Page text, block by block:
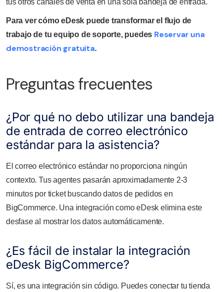
Para ver cómo eDesk puede transformar el flujo de
trabajo de tu equipo de soporte, puedes Reservar una
demostración gratuita.
Preguntas frecuentes
¿Por qué no debo utilizar una bandeja
de entrada de correo electrónico
estándar para la asistencia?
El correo electrónico estándar no proporciona ningún
contexto. Tus agentes pasarán aproximadamente 2-3
minutos por ticket buscando datos de pedidos en
BigCommerce. Una integración como eDesk elimina este
desfase al mostrar los datos automáticamente.
¿Es fácil de instalar la integración
eDesk BigCommerce?
Sí, es una integración sin código. Puedes conectar tu tienda